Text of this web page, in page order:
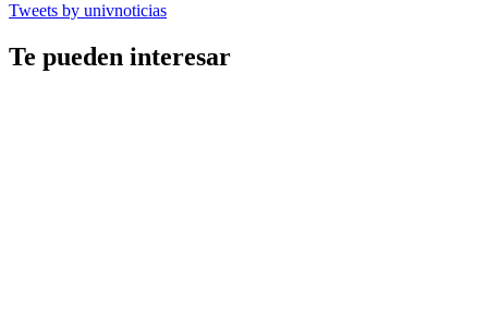
Tweets by univnoticias
Te pueden interesar